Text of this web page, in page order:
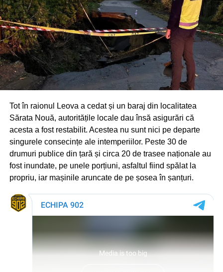
Tot în raionul Leova a cedat și un baraj din localitatea
Sărata Nouă, autoritățile locale dau însă asigurări că
acesta a fost restabilit. Acestea nu sunt nici pe departe
singurele consecințe ale intemperiilor. Peste 30 de
drumuri publice din țară și circa 20 de trasee naționale au
fost inundate, pe unele porțiuni, asfaltul fiind spălat la
propriu, iar mașinile aruncate de pe șosea în șanțuri.